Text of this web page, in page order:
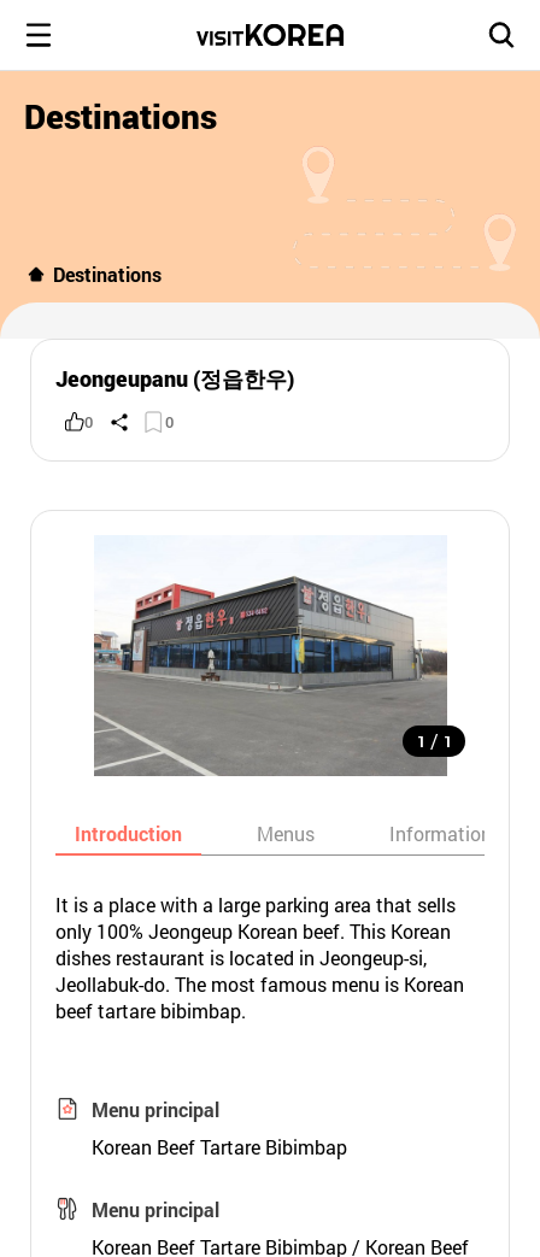
Destinations
Destinations
Jeongeupanu (정읍한우)
0 0
1 / 1
Introduction Menus Informations
It is a place with a large parking area that sells
only 100% Jeongeup Korean beef. This Korean
dishes restaurant is located in Jeongeup-si,
Jeollabuk-do. The most famous menu is Korean
beef tartare bibimbap.
Menu principal
Korean Beef Tartare Bibimbap
Menu principal
Korean Beef Tartare Bibimbap / Korean Beef